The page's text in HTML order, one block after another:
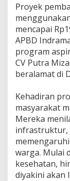
‎Proyek
mencapai
APBD
program
CV Putra
beralamat di
‎Kehadiran
masyarakat
Mereka
infrastruktur,
warga. Mulai
kesehatan,
diyakini akan